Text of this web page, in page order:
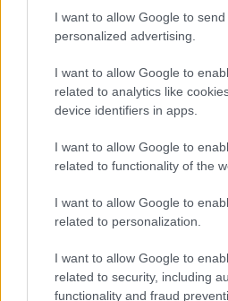
I want to allow Google to send
personalized advertising.
I want to allow Google to
related to analytics like
device identifiers in apps.
I want to allow Google to
related to functionality of the
I want to allow Google to
related to personalization.
I want to allow Google to
related to security, including
functionality and fraud
Le previsioni meteo
Gallura
Michelle Hunziker in
vivo: un amico vip svela
Calangianus, dopo le
accoglienza minori
Olbia, divieto di
esplode la protesta